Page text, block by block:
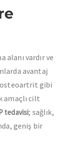
alanı vardır ve
avantaj
osteoartrit gibi
amaçlı cilt
tedavisi; sağlık,
geniş bir